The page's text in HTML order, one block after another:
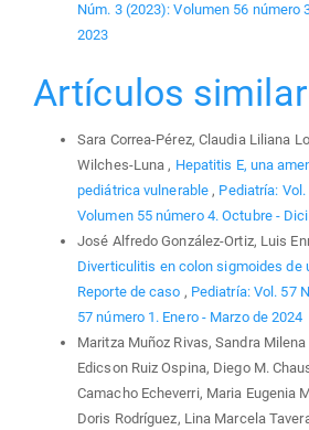
Núm. 3 (2023): Volumen 56 número
2023
Artículos
Sara Correa-Pérez, Claudia Liliana
Wilches-Luna , Hepatitis E, una
pediátrica vulnerable , Pediatría:
Volumen 55 número 4. Octubre -
José Alfredo González-Ortiz, Luis
Diverticulitis en colon sigmoides de
Reporte de caso , Pediatría: Vol. 57
57 número 1. Enero - Marzo de 2024
Maritza Muñoz Rivas, Sandra
Edicson Ruiz Ospina, Diego M.
Camacho Echeverri, Maria Eugenia
Doris Rodríguez, Lina Marcela